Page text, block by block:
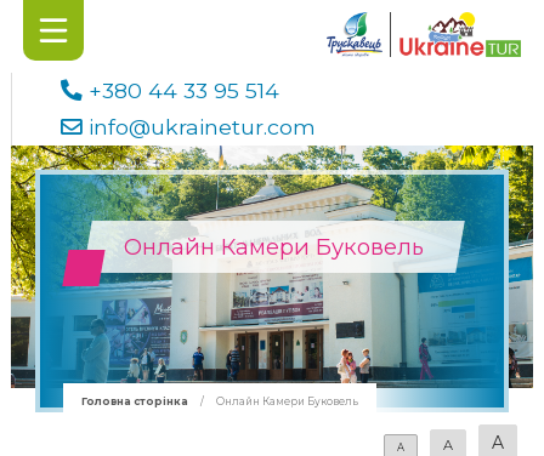
+380 44 33 95 514
info@ukrainetur.com
Онлайн Камери Буковель
Головна сторінка / Онлайн Камери Буковель
A A A